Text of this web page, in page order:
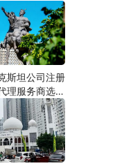
备案到当地银
附材料清单及
与正规靠谱代
荐）
斯坦公司注册
理服务商选择
土实体和中乌
才是落地硬保
国际跨境合规